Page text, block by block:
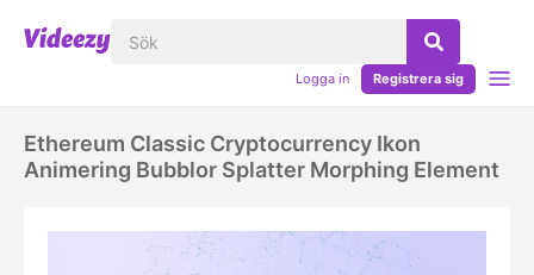
Logga in Registrera sig
Ethereum Classic Cryptocurrency Ikon
Animering Bubblor Splatter Morphing Element